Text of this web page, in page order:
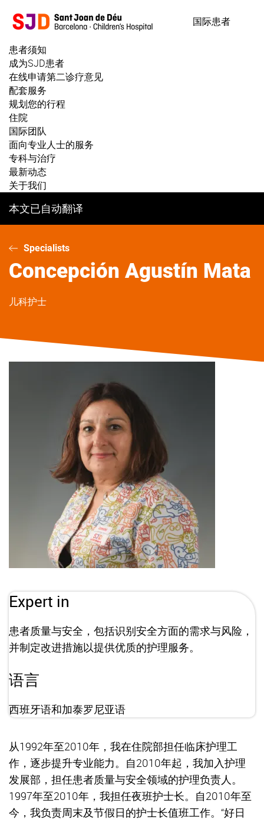
容
国际患者
患者须知
成为SJD患者
在线申请第二诊疗意见
配套服务
规划您的行程
住院
国际团队
面向专业人士的服务
专科与治疗
最新动态
关于我们
本文已自动翻译
Specialists
Concepción Agustín Mata
儿科护士
Expert in
患者质量与安全，包括识别安全方面的需求与风险，
并制定改进措施以提供优质的护理服务。
语言
西班牙语和加泰罗尼亚语
从1992年至2010年，我在住院部担任临床护理工
作，逐步提升专业能力。自2010年起，我加入护理
发展部，担任患者质量与安全领域的护理负责人。
1997年至2010年，我担任夜班护士长。自2010年至
今，我负责周末及节假日的护士长值班工作。“好日